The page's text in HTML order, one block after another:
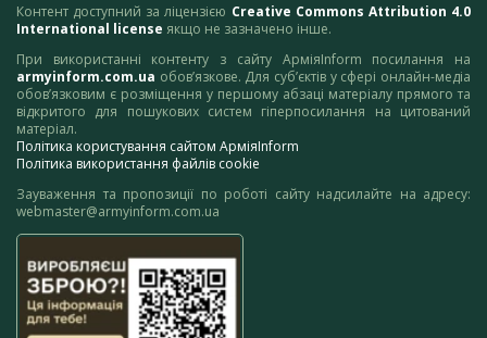
Контент доступний за ліцензією Creative Commons Attribution 4.0
International license якщо не зазначено інше.
При використанні контенту з сайту АрміяInform посилання на
armyinform.com.ua обов’язкове. Для суб’єктів у сфері онлайн-медіа
обов’язковим є розміщення у першому абзаці матеріалу прямого та
відкритого для пошукових систем гіперпосилання на цитований
матеріал.
Політика користування сайтом АрміяInform
Політика використання файлів cookie
Зауваження та пропозиції по роботі сайту надсилайте на адресу:
webmaster@armyinform.com.ua